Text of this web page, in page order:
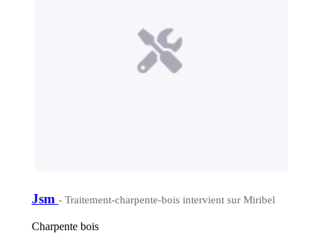
Jsm - Traitement-charpente-bois intervient sur Miribel
Charpente bois